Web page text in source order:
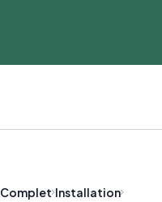
Complet Installation